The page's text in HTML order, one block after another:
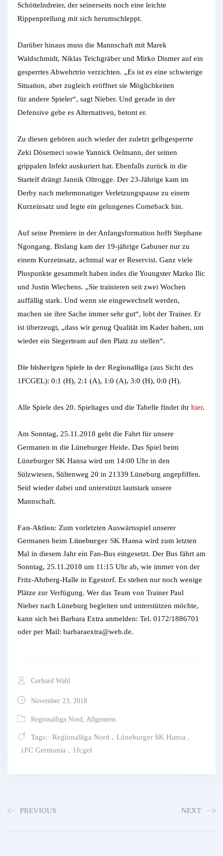
Schöttelndreier, der seinerseits noch eine leichte
Rippenprellung mit sich herumschleppt.
Darüber hinaus muss die Mannschaft mit Marek
Waldschmidt, Niklas Teichgräber und Mirko Dismer auf ein
gesperrtes Abwehrtrio verzichten. „Es ist es eine schwierige
Situation, aber zugleich eröffnet sie Möglichkeiten
für andere Spieler“, sagt Nieber. Und gerade in der
Defensive gebe es Alternativen, betont er.
Zu diesen gehören auch wieder der zuletzt gelbgesperrte
Zeki Dösemeci sowie Yannick Oelmann, der seinen
grippalen Infekt auskuriert hat. Ebenfalls zurück in die
Startelf drängt Jannik Oltrogge. Der 23-Jährige kam im
Derby nach mehrmonatiger Verletzungspause zu einem
Kurzeinsatz und legte ein gelungenes Comeback hin.
Auf seine Premiere in der Anfangsformation hofft Stephane
Ngongang. Bislang kam der 19-jährige Gabuner nur zu
einem Kurzeinsatz, achtmal war er Reservist. Ganz viele
Pluspunkte gesammelt haben indes die Youngster Marko Ilic
und Justin Wiechens. „Sie trainieren seit zwei Wochen
auffällig stark. Und wenn sie eingewechselt werden,
machen sie ihre Sache immer sehr gut“, lobt der Trainer. Er
ist überzeugt, „dass wir genug Qualität im Kader haben, um
wieder ein Siegerteam auf den Platz zu stellen“.
Die bisherigen Spiele in der Regionalliga (aus Sicht des
1FCGEL): 0:1 (H), 2:1 (A), 1:0 (A), 3:0 (H), 0:0 (H).
Alle Spiele des 20. Spieltages und die Tabelle findet ihr hier.
Am Sonntag, 25.11.2018 geht die Fahrt für unsere
Germanen in die Lüneburger Heide. Das Spiel beim
Lüneburger SK Hansa wird um 14:00 Uhr in den
Sülzwiesen, Sültenweg 20 in 21339 Lüneburg angepfiffen.
Seid wieder dabei und unterstützt lautstark unsere
Mannschaft.
Fan-Aktion: Zum vorletzten Auswärtsspiel unserer
Germanen beim Lüneburger SK Hansa wird zum letzten
Mal in diesem Jahr ein Fan-Bus eingesetzt. Der Bus fährt am
Sonntag, 25.11.2018 um 11:15 Uhr ab, wie immer von der
Fritz-Ahrberg-Halle in Egestorf. Es stehen nur noch wenige
Plätze zur Verfügung. Wer das Team von Trainer Paul
Nieber nach Lüneburg begleiten und unterstützen möchte,
kann sich bei Barbara Extra anmelden: Tel. 0172/1886701
oder per Mail: barbaraextra@web.de.
Gerhard Wahl
November 23, 2018
Regionalliga Nord Allgemein
Tags: Regionalliga Nord , Lüneburger SK Hansa ,
1FC Germania , 1fcgel
PREVIOUS NEXT